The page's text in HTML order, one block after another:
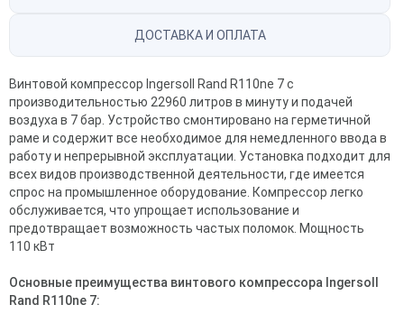
ДОСТАВКА И ОПЛАТА
Винтовой компрессор Ingersoll Rand R110ne 7 с
производительностью 22960 литров в минуту и подачей
воздуха в 7 бар. Устройство смонтировано на герметичной
раме и содержит все необходимое для немедленного ввода в
работу и непрерывной эксплуатации. Установка подходит для
всех видов производственной деятельности, где имеется
спрос на промышленное оборудование. Компрессор легко
обслуживается, что упрощает использование и
предотвращает возможность частых поломок. Мощность
110 кВт
Основные преимущества винтового компрессора Ingersoll
Rand R110ne 7: